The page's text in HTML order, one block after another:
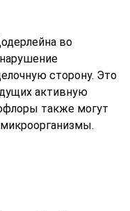
во
сторону. Это
активную
также могут